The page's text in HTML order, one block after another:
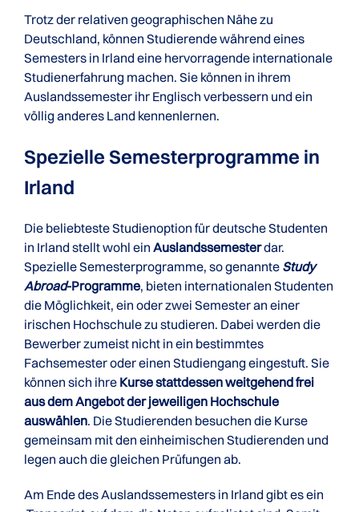
Trotz der relativen geographischen Nähe zu
Deutschland, können Studierende während eines
Semesters in Irland eine hervorragende internationale
Studienerfahrung machen. Sie können in ihrem
Auslandssemester ihr Englisch verbessern und ein
völlig anderes Land kennenlernen.
Spezielle Semesterprogramme in
Irland
Die beliebteste Studienoption für deutsche Studenten
in Irland stellt wohl ein Auslandssemesterdar.
Spezielle Semesterprogramme, so genannte Study
Abroad-Programme, bieten internationalen Studenten
die Möglichkeit, ein oder zwei Semester an einer
irischen Hochschule zu studieren. Dabei werden die
Bewerber zumeist nicht in ein bestimmtes
Fachsemester oder einen Studiengang eingestuft. Sie
können sich ihre Kurse stattdessen weitgehend frei
aus dem Angebot der jeweiligen Hochschule
auswählen. Die Studierenden besuchen die Kurse
gemeinsam mit den einheimischen Studierenden und
legen auch die gleichen Prüfungen ab.
Am Ende des Auslandssemesters in Irland gibt es ein